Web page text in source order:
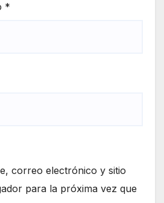
*
correo electrónico y sitio
para la próxima vez que